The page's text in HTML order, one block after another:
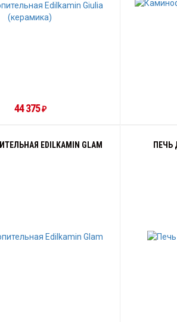
44 375 ₽
EDILKAMIN GLAM ПЕЧЬ